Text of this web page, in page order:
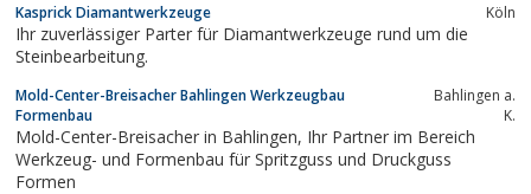
Kasprick Diamantwerkzeuge Köln
Ihr zuverlässiger Parter für Diamantwerkzeuge rund um die
Steinbearbeitung.
Mold-Center-Breisacher Bahlingen Werkzeugbau
Formenbau
Bahlingen a.
K.
Mold-Center-Breisacher in Bahlingen, Ihr Partner im Bereich
Werkzeug- und Formenbau für Spritzguss und Druckguss
Formen